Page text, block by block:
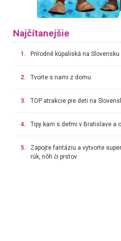
Najčítanejšie
1. Prírodné kúpaliská na Slovensku
2. Tvorte s nami z domu
3. TOP atrakcie pre deti na
4. Tipy kam s deťmi v Bratislave a
5.
Zapojte fantáziu a vytvorte
rúk, nôh či prstov